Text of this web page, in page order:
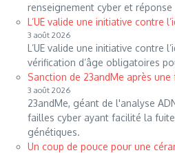
renseignement cyber et
L’UE valide une initiative contre
3 août 2026
L’UE valide une initiative contre
vérification d’âge obligatoires
Sanction de 23andMe après
3 août 2026
23andMe, géant de l'analyse
failles cyber ayant facilité la
génétiques.
Un coup de pouce pour une